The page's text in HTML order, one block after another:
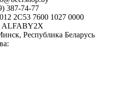
387-74-77
2C53 7600 1027 0000
Республика Беларусь